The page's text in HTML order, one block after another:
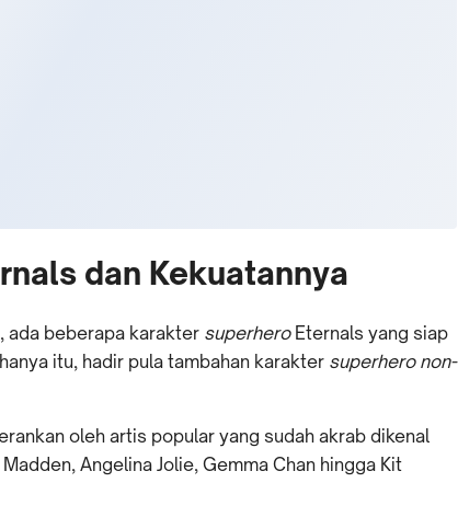
dan Kekuatannya
ada beberapa karakter superhero Eternals yang siap
itu, hadir pula tambahan karakter superhero non-
oleh artis popular yang sudah akrab dikenal
Angelina Jolie, Gemma Chan hingga Kit